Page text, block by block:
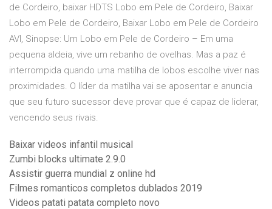
de Cordeiro, baixar HDTS Lobo em Pele de Cordeiro, Baixar
Lobo em Pele de Cordeiro, Baixar Lobo em Pele de Cordeiro
AVI, Sinopse: Um Lobo em Pele de Cordeiro – Em uma
pequena aldeia, vive um rebanho de ovelhas. Mas a paz é
interrompida quando uma matilha de lobos escolhe viver nas
proximidades. O líder da matilha vai se aposentar e anuncia
que seu futuro sucessor deve provar que é capaz de liderar,
vencendo seus rivais.
Baixar videos infantil musical
Zumbi blocks ultimate 2.9.0
Assistir guerra mundial z online hd
Filmes romanticos completos dublados 2019
Videos patati patata completo novo